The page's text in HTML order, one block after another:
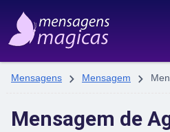
Mensagens  Mensagem 
Mensagem de